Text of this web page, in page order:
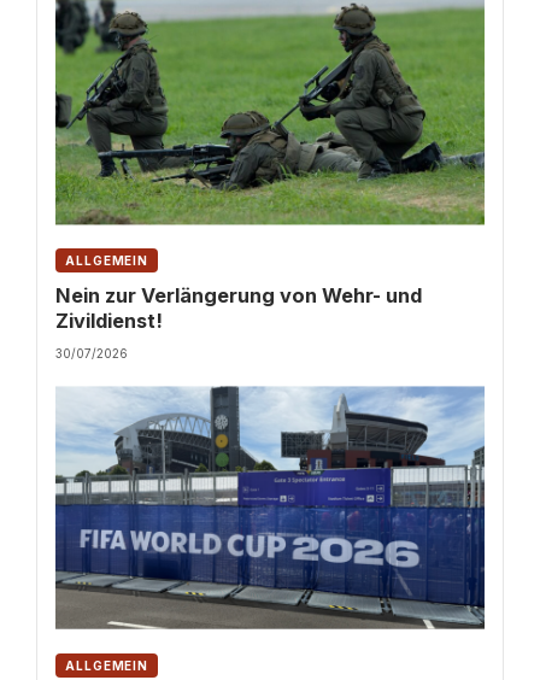
ALLGEMEIN
Nein zur Verlängerung von Wehr- und
Zivildienst!
30/07/2026
ALLGEMEIN